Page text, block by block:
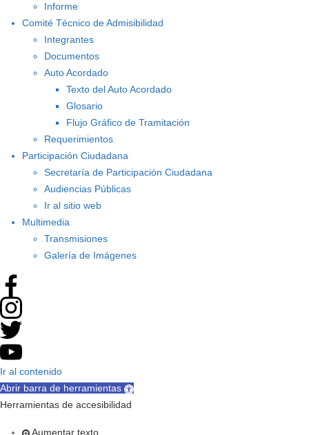
Informe
Comité Técnico de Admisibilidad
Integrantes
Documentos
Auto Acordado
Texto del Auto Acordado
Glosario
Flujo Gráfico de Tramitación
Requerimientos
Participación Ciudadana
Secretaría de Participación Ciudadana
Audiencias Públicas
Ir al sitio web
Multimedia
Transmisiones
Galería de Imágenes
Ir al contenido
Abrir barra de herramientas
Herramientas de accesibilidad
Aumentar texto